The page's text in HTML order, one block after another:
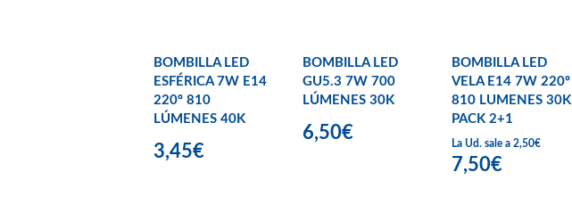
BOMBILLA LED
ESFÉRICA 7W E14
220º 810
LÚMENES 40K
3,45€
BOMBILLA LED
GU5.3 7W 700
LÚMENES 30K
6,50€
BOMBILLA LED
VELA E14 7W 220º
810 LUMENES 30K
PACK 2+1
La Ud. sale a 2,50€
7,50€